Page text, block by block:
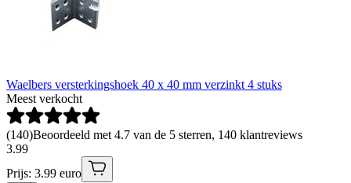
Waelbers versterkingshoek 40 x 40 mm verzinkt 4 stuks
Meest verkocht
(140)Beoordeeld met 4.7 van de 5 sterren, 140 klantreviews
3.99
Prijs: 3.99 euro